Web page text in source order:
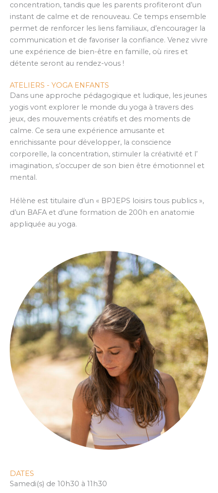
concentration, tandis que les parents profiteront d’un
instant de calme et de renouveau. Ce temps ensemble
permet de renforcer les liens familiaux, d’encourager la
communication et de favoriser la confiance. Venez vivre
une expérience de bien-être en famille, où rires et
détente seront au rendez-vous !
ATELIERS - YOGA ENFANTS
Dans une approche pédagogique et ludique, les jeunes
yogis vont explorer le monde du yoga à travers des
jeux, des mouvements créatifs et des moments de
calme. Ce sera une expérience amusante et
enrichissante pour développer, la conscience
corporelle, la concentration, stimuler la créativité et l’
imagination, s’occuper de son bien être émotionnel et
mental.
Hélène est titulaire d’un « BPJEPS loisirs tous publics »,
d’un BAFA et d’une formation de 200h en anatomie
appliquée au yoga.
DATES
Samedi(s) de 10h30 à 11h30